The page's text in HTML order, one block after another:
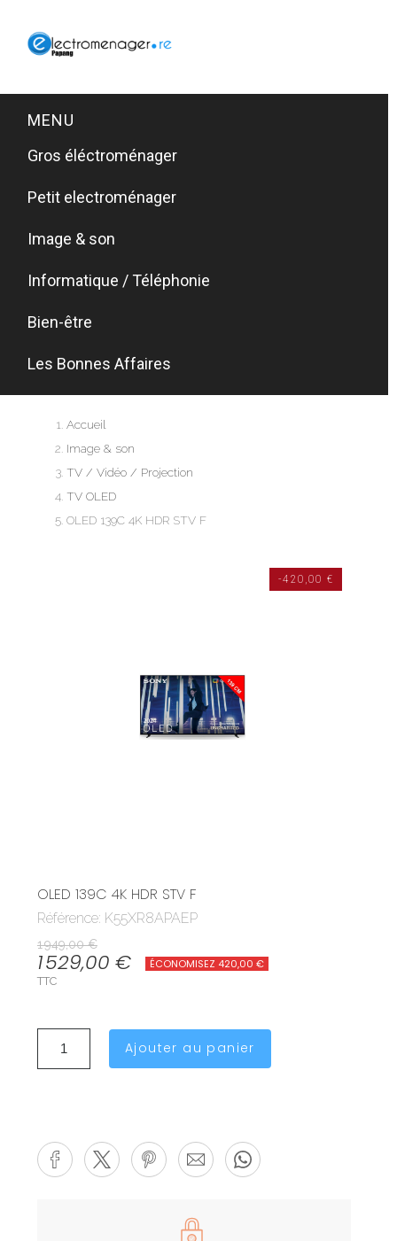
MENU
Gros éléctroménager
Petit electroménager
Image & son
Informatique / Téléphonie
Bien-être
Les Bonnes Affaires
Accueil
Image & son
TV / Vidéo / Projection
TV OLED
OLED 139C 4K HDR STV F
-420,00 €
OLED 139C 4K HDR STV F
Référence: K55XR8APAEP
1 949,00 €
1 529,00 € ÉCONOMISEZ 420,00 €
TTC
Ajouter au panier